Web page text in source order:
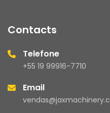
Contacts
Telefone
+55 19 99916-7710
Email